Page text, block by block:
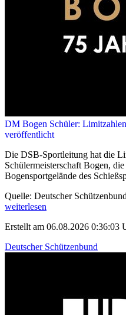
DM Bogen Schüler:
veröffentlicht
Die DSB-Sportleitung hat die
Schülermeisterschaft Bogen,
Bogensportgelände des
Quelle: Deutscher Schützenbund
weiterlesen
Erstellt am 06.08.2026 0:36:03
Deutscher Schützenbund